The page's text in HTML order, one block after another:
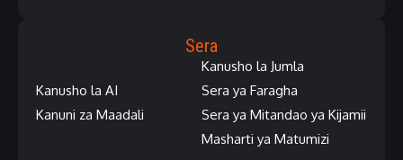
Sera
Kanusho la AI
Kanuni za Maadali
Kanusho la Jumla
Sera ya Faragha
Sera ya Mitandao ya Kijamii
Masharti ya Matumizi